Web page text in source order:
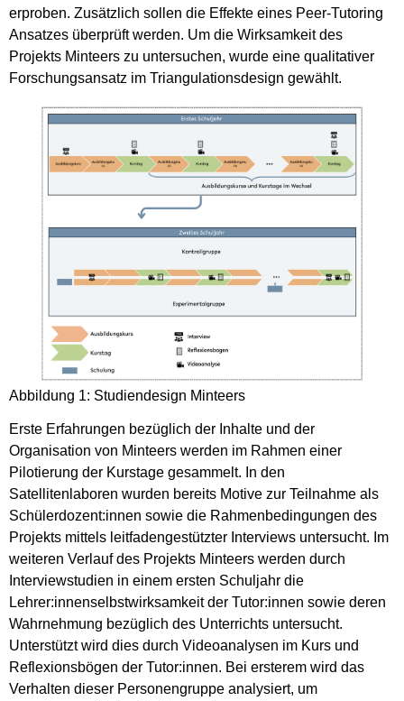
erproben. Zusätzlich sollen die Effekte eines Peer-Tutoring
Ansatzes überprüft werden. Um die Wirksamkeit des
Projekts Minteers zu untersuchen, wurde eine qualitativer
Forschungsansatz im Triangulationsdesign gewählt.
Abbildung 1: Studiendesign Minteers
Erste Erfahrungen bezüglich der Inhalte und der
Organisation von Minteers werden im Rahmen einer
Pilotierung der Kurstage gesammelt. In den
Satellitenlaboren wurden bereits Motive zur Teilnahme als
Schülerdozent:innen sowie die Rahmenbedingungen des
Projekts mittels leitfadengestützter Interviews untersucht. Im
weiteren Verlauf des Projekts Minteers werden durch
Interviewstudien in einem ersten Schuljahr die
Lehrer:innenselbstwirksamkeit der Tutor:innen sowie deren
Wahrnehmung bezüglich des Unterrichts untersucht.
Unterstützt wird dies durch Videoanalysen im Kurs und
Reflexionsbögen der Tutor:innen. Bei ersterem wird das
Verhalten dieser Personengruppe analysiert, um